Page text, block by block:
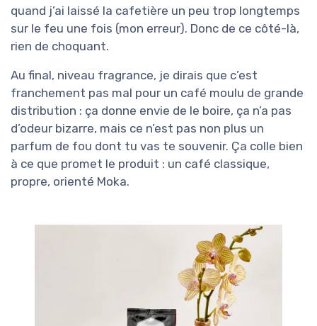
quand j’ai laissé la cafetière un peu trop longtemps
sur le feu une fois (mon erreur). Donc de ce côté-là,
rien de choquant.
Au final, niveau fragrance, je dirais que c’est
franchement pas mal pour un café moulu de grande
distribution : ça donne envie de le boire, ça n’a pas
d’odeur bizarre, mais ce n’est pas non plus un
parfum de fou dont tu vas te souvenir. Ça colle bien
à ce que promet le produit : un café classique,
propre, orienté Moka.